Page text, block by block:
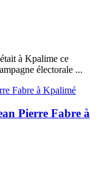
à Kpalime ce
électorale ...
Pierre Fabre à